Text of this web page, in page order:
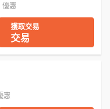
優惠
獲取交易
交易
惠